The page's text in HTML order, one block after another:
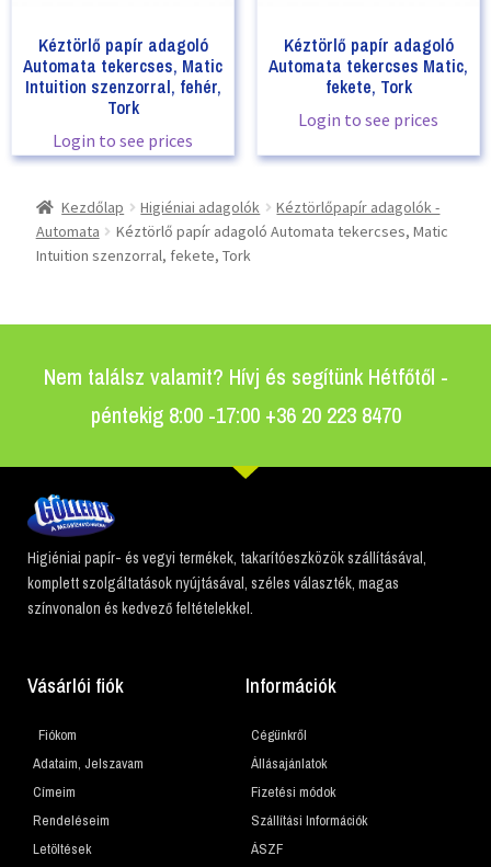
Kéztörlő papír adagoló
Automata tekercses, Matic
Intuition szenzorral, fehér,
Tork
Login to see prices
Kéztörlő papír adagoló
Automata tekercses Matic,
fekete, Tork
Login to see prices
Kezdőlap Higiéniai adagolók
Kéztörlőpapír adagolók -
Automata
Kéztörlő papír adagoló Automata tekercses, Matic
Intuition szenzorral, fekete, Tork
Nem találsz valamit? Hívj és segítünk Hétfőtől -
péntekig 8:00 -17:00 +36 20 223 8470
Higiéniai papír- és vegyi termékek, takarítóeszközök szállításával,
komplett szolgáltatások nyújtásával, széles választék, magas
színvonalon és kedvező feltételekkel.
Vásárlói fiók
Fiókom
Adataim, Jelszavam
Címeim
Rendeléseim
Letöltések
Információk
Cégünkről
Állásajánlatok
Fizetési módok
Szállítási Információk
ÁSZF